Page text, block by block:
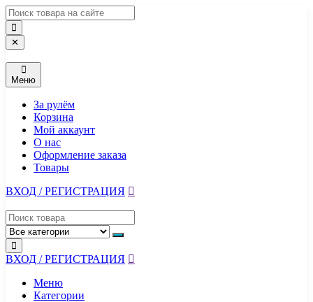
Перейти
к
содержимому
✕
Меню
За рулём
Корзина
Мой аккаунт
О нас
Оформление заказа
Товары
ВХОД / РЕГИСТРАЦИЯ
ВХОД / РЕГИСТРАЦИЯ
Меню
Категории